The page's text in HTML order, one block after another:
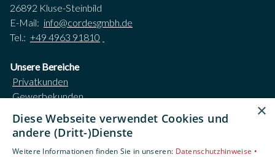
26892 Kluse-Steinbild
E-Mail: info@cordesgmbh.de
Tel.: +49 4963 91810
Unsere Bereiche
Privatkunden
Gewerbekunden
Unternehmen
Kontakt
×
Diese Webseite verwendet Cookies und
andere (Dritt-)Dienste
Weitere Informationen finden Sie in unseren: Datenschutzhinweise •